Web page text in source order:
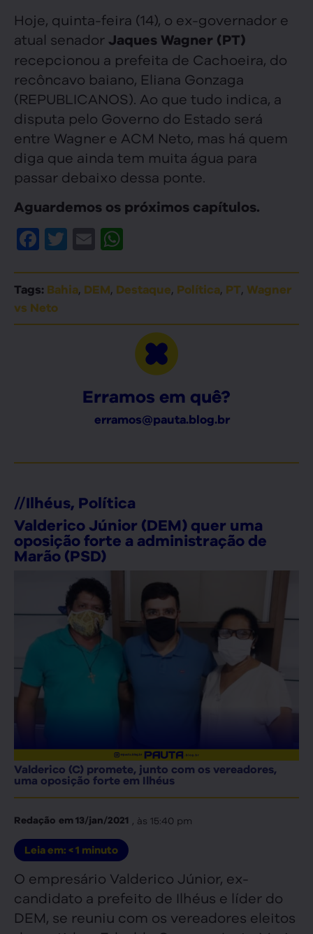
Hoje, quinta-feira (14), o ex-governador e
atual senador Jaques Wagner (PT)
recepcionou a prefeita de Cachoeira, do
recôncavo baiano, Eliana Gonzaga
(REPUBLICANOS). Ao que tudo indica, a
disputa pelo Governo do Estado será
entre Wagner e ACM Neto, mas há quem
diga que ainda tem muita água para
passar debaixo dessa ponte.
Aguardemos os próximos capítulos.
Facebook
Twitter
Email
Tags: Bahia, DEM, Destaque, Política, PT, Wagner
vs Neto
Erramos em quê?
erramos@pauta.blog.br
//Ilhéus, Política
Valderico Júnior (DEM) quer uma
oposição forte a administração de
Marão (PSD)
Valderico (C) promete, junto com os vereadores,
uma oposição forte em Ilhéus
Redação em13/jan/2021 , às 15:40 pm
Leia em: < 1 minuto
O empresário Valderico Júnior, ex-
candidato a prefeito de Ilhéus e líder do
DEM, se reuniu com os vereadores eleitos